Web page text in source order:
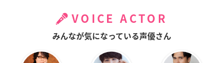
VOICE ACTOR
みんなが気になっている声優さん